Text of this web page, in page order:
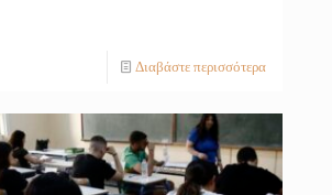
Διαβάστε περισσότερα